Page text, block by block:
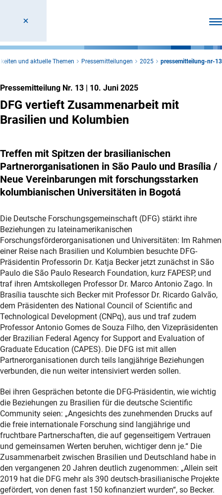
und aktuelle Themen Pressemitteilungen 2025 pressemitteilung-nr-13
Pressemitteilung Nr. 13 | 10. Juni 2025
DFG vertieft Zusammenarbeit mit
Brasilien und Kolumbien
Treffen mit Spitzen der brasilianischen
Partnerorganisationen in São Paulo und Brasília /
Neue Vereinbarungen mit forschungsstarken
kolumbianischen Universitäten in Bogotá
Die Deutsche Forschungsgemeinschaft (DFG) stärkt ihre
Beziehungen zu lateinamerikanischen
Forschungsförderorganisationen und Universitäten: Im Rahmen
einer Reise nach Brasilien und Kolumbien besuchte DFG-
Präsidentin Professorin Dr. Katja Becker jetzt zunächst in São
Paulo die São Paulo Research Foundation, kurz FAPESP, und
traf ihren Amtskollegen Professor Dr. Marco Antonio Zago. In
Brasília tauschte sich Becker mit Professor Dr. Ricardo Galvão,
dem Präsidenten des National Council of Scientific and
Technological Development (CNPq), aus und traf zudem
Professor Antonio Gomes de Souza Filho, den Vizepräsidenten
der Brazilian Federal Agency for Support and Evaluation of
Graduate Education (CAPES). Die DFG ist mit allen
Partnerorganisationen durch teils langjährige Beziehungen
verbunden, die nun weiter intensiviert werden sollen.
Bei ihren Gesprächen betonte die DFG-Präsidentin, wie wichtig
die Beziehungen zu Brasilien für die deutsche Scientific
Community seien: „Angesichts des zunehmenden Drucks auf
die freie internationale Forschung sind langjährige und
fruchtbare Partnerschaften, die auf gegenseitigem Vertrauen
und gemeinsamen Werten beruhen, wichtiger denn je.“ Die
Zusammenarbeit zwischen Brasilien und Deutschland habe in
den vergangenen 20 Jahren deutlich zugenommen: „Allein seit
2019 hat die DFG mehr als 390 deutsch-brasilianische Projekte
gefördert, von denen fast 150 kofinanziert wurden“, so Becker.